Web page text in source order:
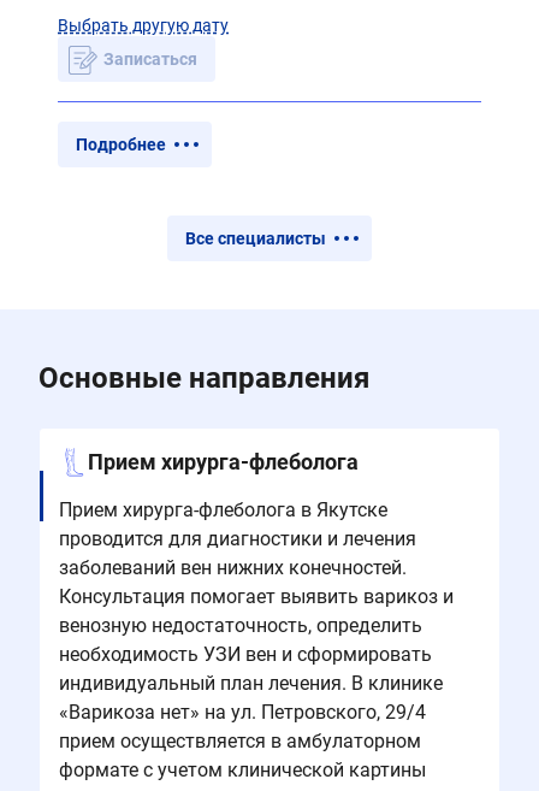
Выбрать другую дату
Записаться
Подробнее
Все специалисты
Основные направления
Прием хирурга-флеболога
Прием хирурга-флеболога в Якутске
проводится для диагностики и лечения
заболеваний вен нижних конечностей.
Консультация помогает выявить варикоз и
венозную недостаточность, определить
необходимость УЗИ вен и сформировать
индивидуальный план лечения. В клинике
«Варикоза нет» на ул. Петровского, 29/4
прием осуществляется в амбулаторном
формате с учетом клинической картины